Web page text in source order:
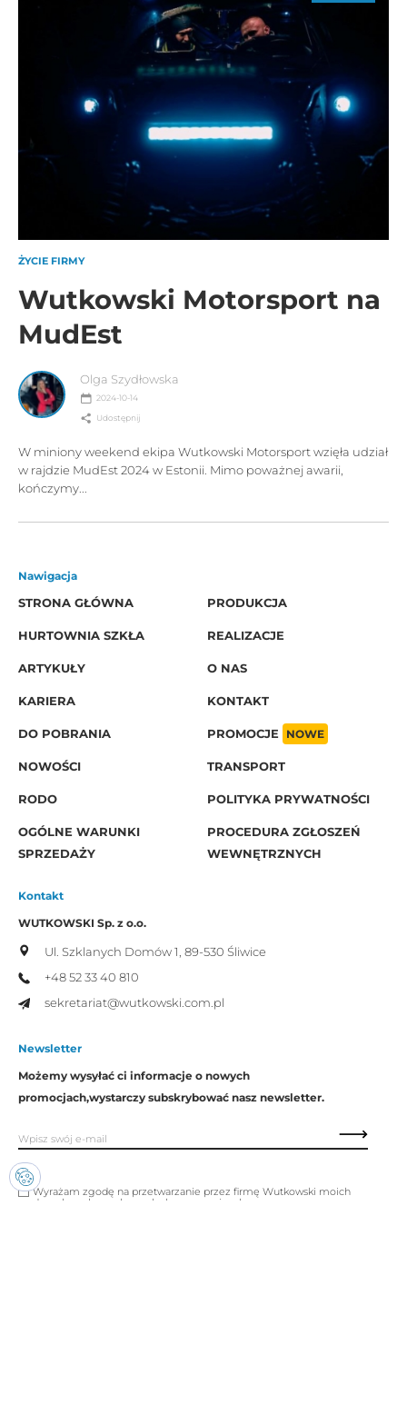
ŻYCIE FIRMY
Wutkowski Motorsport na
MudEst
Olga Szydłowska
2024-10-14
Udostępnij
W miniony weekend ekipa Wutkowski Motorsport wzięła udział
w rajdzie MudEst 2024 w Estonii. Mimo poważnej awarii,
kończymy...
Nawigacja
STRONA GŁÓWNA
PRODUKCJA
HURTOWNIA SZKŁA REALIZACJE
ARTYKUŁY O NAS
KARIERA KONTAKT
DO POBRANIA PROMOCJE NOWE
NOWOŚCI TRANSPORT
RODO POLITYKA PRYWATNOŚCI
OGÓLNE WARUNKI
SPRZEDAŻY
PROCEDURA ZGŁOSZEŃ
WEWNĘTRZNYCH
Kontakt
WUTKOWSKI Sp. z o.o.
Ul. Szklanych Domów 1, 89-530 Śliwice
+48 52 33 40 810
sekretariat@wutkowski.com.pl
Newsletter
Możemy wysyłać ci informacje o nowych
promocjach,wystarczy subskrybować nasz newsletter.
Wyrażam zgodę na przetwarzanie przez firmę Wutkowski moich
danych osobowych w celach promocyjnych.